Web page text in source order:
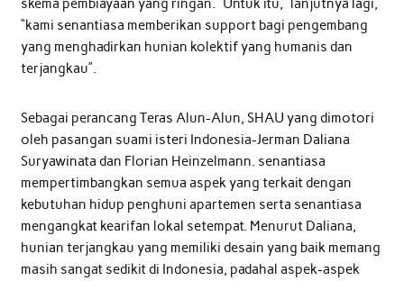
skema pembiayaan yang ringan. “Untuk itu,” lanjutnya lagi,
“kami senantiasa memberikan support bagi pengembang
yang menghadirkan hunian kolektif yang humanis dan
terjangkau”.
Sebagai perancang Teras Alun-Alun, SHAU yang dimotori
oleh pasangan suami isteri Indonesia-Jerman Daliana
Suryawinata dan Florian Heinzelmann. senantiasa
mempertimbangkan semua aspek yang terkait dengan
kebutuhan hidup penghuni apartemen serta senantiasa
mengangkat kearifan lokal setempat. Menurut Daliana,
hunian terjangkau yang memiliki desain yang baik memang
masih sangat sedikit di Indonesia, padahal aspek-aspek